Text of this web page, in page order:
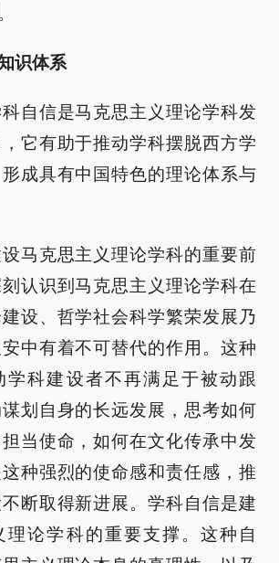
识体系
自信是马克思主义理论学科发
它有助于推动学科摆脱西方学
成具有中国特色的理论体系与
马克思主义理论学科的重要前
认识到马克思主义理论学科在
设、哲学社会科学繁荣发展乃
中有着不可替代的作用。这种
学科建设者不再满足于被动跟
划自身的长远发展，思考如何
当使命，如何在文化传承中发
种强烈的使命感和责任感，推
断取得新进展。学科自信是建
理论学科的重要支撑。这种自